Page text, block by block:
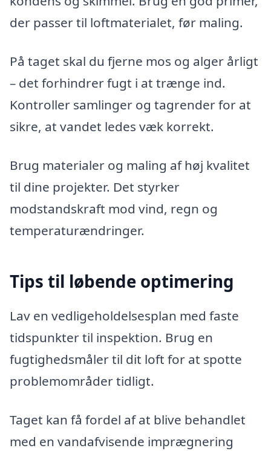
der passer til loftmaterialet, før maling.
På taget skal du fjerne mos og alger årligt
– det forhindrer fugt i at trænge ind.
Kontroller samlinger og tagrender for at
sikre, at vandet ledes væk korrekt.
Brug materialer og maling af høj kvalitet
til dine projekter. Det styrker
modstandskraft mod vind, regn og
temperaturændringer.
Tips til løbende optimering
Lav en vedligeholdelsesplan med faste
tidspunkter til inspektion. Brug en
fugtighedsmåler til dit loft for at spotte
problemområder tidligt.
Taget kan få fordel af at blive behandlet
med en vandafvisende imprægnering